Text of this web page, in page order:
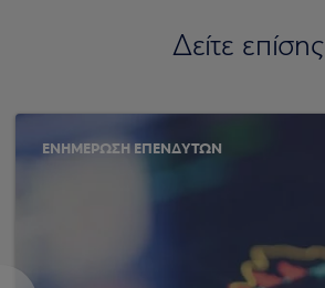
Δείτε επίσης
ΕΝΗΜΕΡΩΣΗ ΕΠΕΝΔΥΤΩΝ